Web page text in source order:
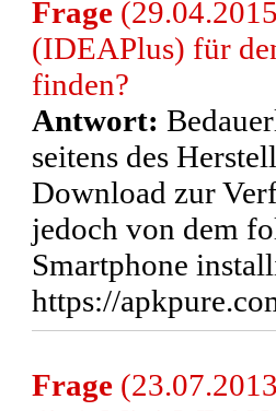
Frage
(IDEAPlus) für
finden?
Antwort:
seitens des
Download zur
jedoch von dem
Smartphone
https://
Frage